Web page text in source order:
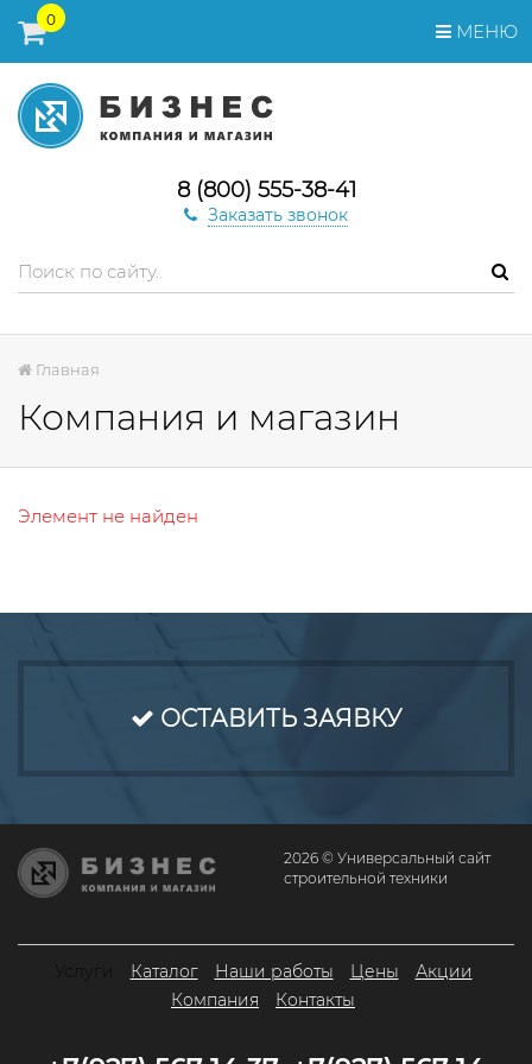
МЕНЮ
0
8 (800) 555-38-41
Заказать звонок
Главная
Компания и магазин
Элемент не найден
ОСТАВИТЬ ЗАЯВКУ
2026 © Универсальный сайт
строительной техники
Каталог Наши работы Цены
Акции
Компания
Контакты